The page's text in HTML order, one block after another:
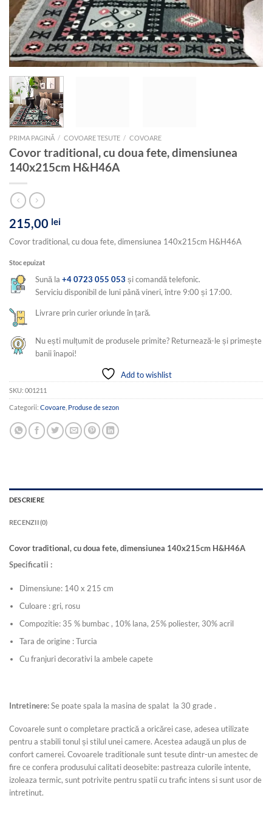
PRIMA PAGINĂ / COVOARE TESUTE / COVOARE
Covor traditional, cu doua fete, dimensiunea
140x215cm H&H46A
215,00 lei
Covor traditional, cu doua fete, dimensiunea 140x215cm H&H46A
Stoc epuizat
Sună la+4 0723 055 053 și comandă telefonic.
Serviciu disponibil de luni până vineri, între 9:00 și 17:00.
Livrare prin curier oriunde în țară.
Nu ești mulțumit de produsele primite? Returnează-le și primește
banii înapoi!
Add to wishlist
SKU: 001211
Categorii: Covoare Produse de sezon
DESCRIERE
RECENZII (0)
Covor traditional, cu doua fete, dimensiunea 140x215cm H&H46A
Specificatii :
Dimensiune: 140 x 215 cm
Culoare : gri, rosu
Compozitie: 35 % bumbac , 10% lana, 25% poliester, 30% acril
Tara de origine : Turcia
Cu franjuri decorativi la ambele capete
Intretinere:Se poate spala la masina de spalat la 30 grade .
Covoarele sunt o completare practică a oricărei case, adesea utilizate
pentru a stabili tonul și stilul unei camere. Acestea adaugă un plus de
confort camerei. Covoarele traditionale sunt tesute dintr-un amestec de
fire ce confera produsului calitati deosebite: pastreaza culorile intente,
izoleaza termic, sunt potrivite pentru spatii cu trafic intens si sunt usor de
intretinut.